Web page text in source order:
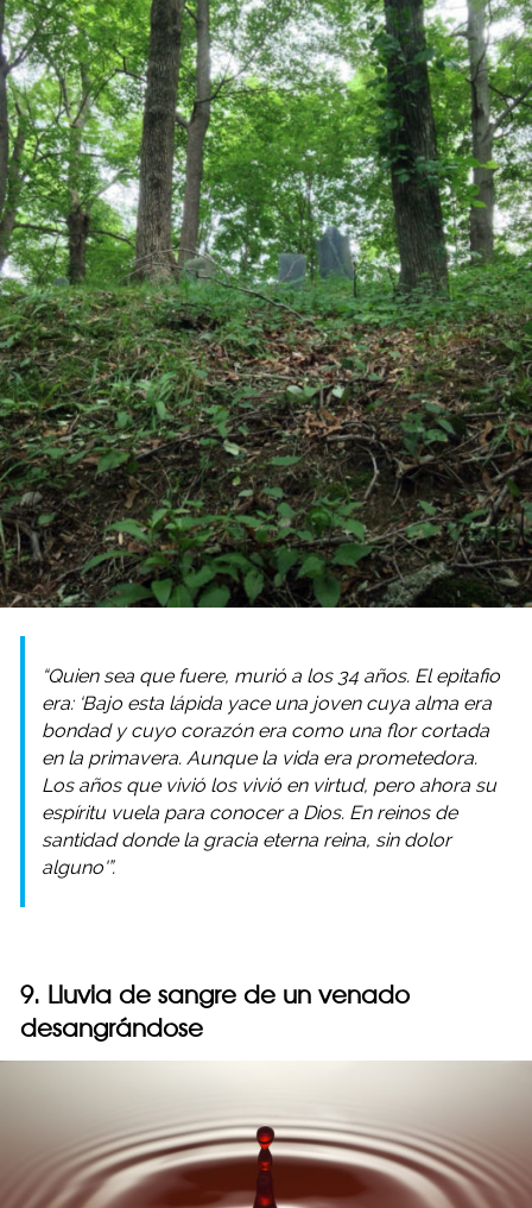
“Quien sea que fuere, murió a los 34 años. El epitafio
era: ‘Bajo esta lápida yace una joven cuya alma era
bondad y cuyo corazón era como una flor cortada
en la primavera. Aunque la vida era prometedora.
Los años que vivió los vivió en virtud, pero ahora su
espíritu vuela para conocer a Dios. En reinos de
santidad donde la gracia eterna reina, sin dolor
alguno'”.
9. Lluvia de sangre de un venado
desangrándose